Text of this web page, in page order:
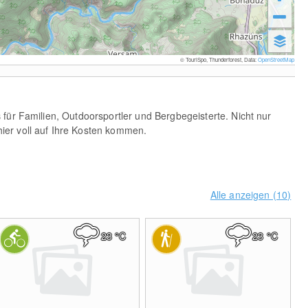
© TouriSpo, Thunderforest, Data:OpenStreetMap
Familien, Outdoorsportler und Bergbegeisterte. Nicht nur
voll auf Ihre Kosten kommen.
Alle anzeigen (10)
23°C 23°C